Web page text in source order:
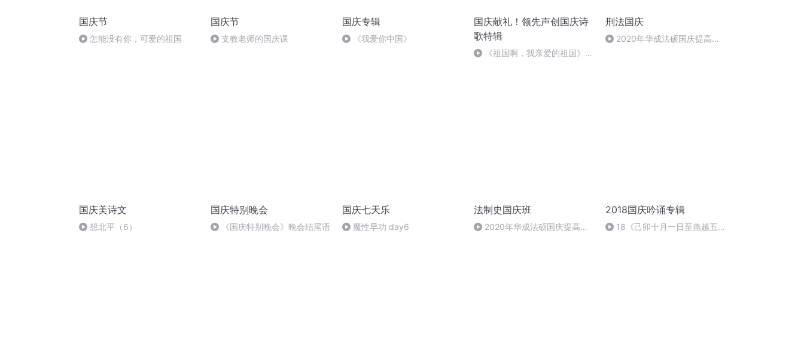
国庆节
怎能没有你，可爱的祖国
国庆节
支教老师的国庆课
国庆专辑
《我爱你中国》
国庆献礼！领先声创国庆诗
歌特辑
《祖国啊，我亲爱的祖国》温
刑法国庆
2020年华成法硕国庆提高班
国庆美诗文
想北平（6）
国庆特别晚会
《国庆特别晚会》晚会结尾语
国庆七天乐
魔性早功 day6
法制史国庆班
2020年华成法硕国庆提高班
2018国庆吟诵专辑
18《己卯十月一日至燕越五